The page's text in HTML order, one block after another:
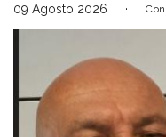
09 Agosto 2026